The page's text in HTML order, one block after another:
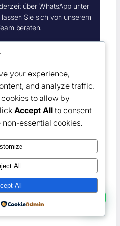
über WhatsApp unter
lassen Sie sich von unserem
beraten.
ohne Unterbrechungen
Kundenservice
Testversion
und erleben Sie IPTV in
7 starke Tipps
einrichten: 7 starke
your experience,
and analyze traffic.
to allow by
Accept All to consent
non-essential cookies.
All
All